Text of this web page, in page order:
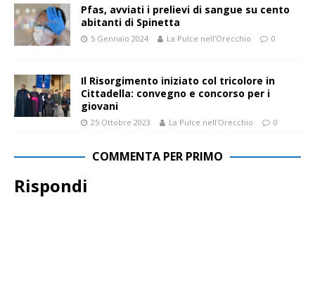
Pfas, avviati i prelievi di sangue su cento
abitanti di Spinetta
5 Gennaio 2024 La Pulce nell'Orecchio 0
Il Risorgimento iniziato col tricolore in
Cittadella: convegno e concorso per i
giovani
25 Ottobre 2023 La Pulce nell'Orecchio 0
COMMENTA PER PRIMO
Rispondi